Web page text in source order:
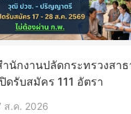
ำนักงานปลัดกระทรวงสา
ปิดรับสมัคร 111 อัตรา
ส.ค. 2026